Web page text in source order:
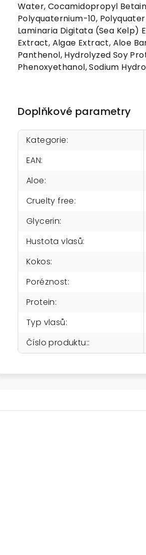
Water, Cocamidopropyl
Polyquaternium-10,
Laminaria Digitata (Sea Kelp)
Extract, Algae Extract, Aloe
Panthenol, Hydrolyzed Soy
Phenoxyethanol, Sodium
Doplňkové parametry
Kategorie:
EAN:
Aloe:
Cruelty free:
Glycerin:
Hustota vlasů:
Kokos:
Poréznost:
Protein:
Typ vlasů:
Číslo produktu::